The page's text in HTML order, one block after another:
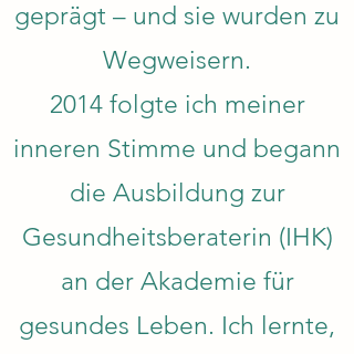
geprägt – und sie wurden zu
Wegweisern.
2014 folgte ich meiner
inneren Stimme und begann
die Ausbildung zur
Gesundheitsberaterin (IHK)
an der Akademie für
gesundes Leben. Ich lernte,